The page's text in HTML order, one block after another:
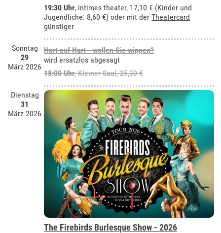
19:30 Uhr, intimes theater, 17,10 € (Kinder und
Jugendliche: 8,60 €) oder mit derTheatercard
günstiger
Sonntag
29
März 2026
Hart auf Hart - wollen Sie wippen?
wird ersatzlos abgesagt
18:00 Uhr,Kleiner Saal, 25,30 €
Dienstag
31
März 2026
The Firebirds Burlesque Show - 2026